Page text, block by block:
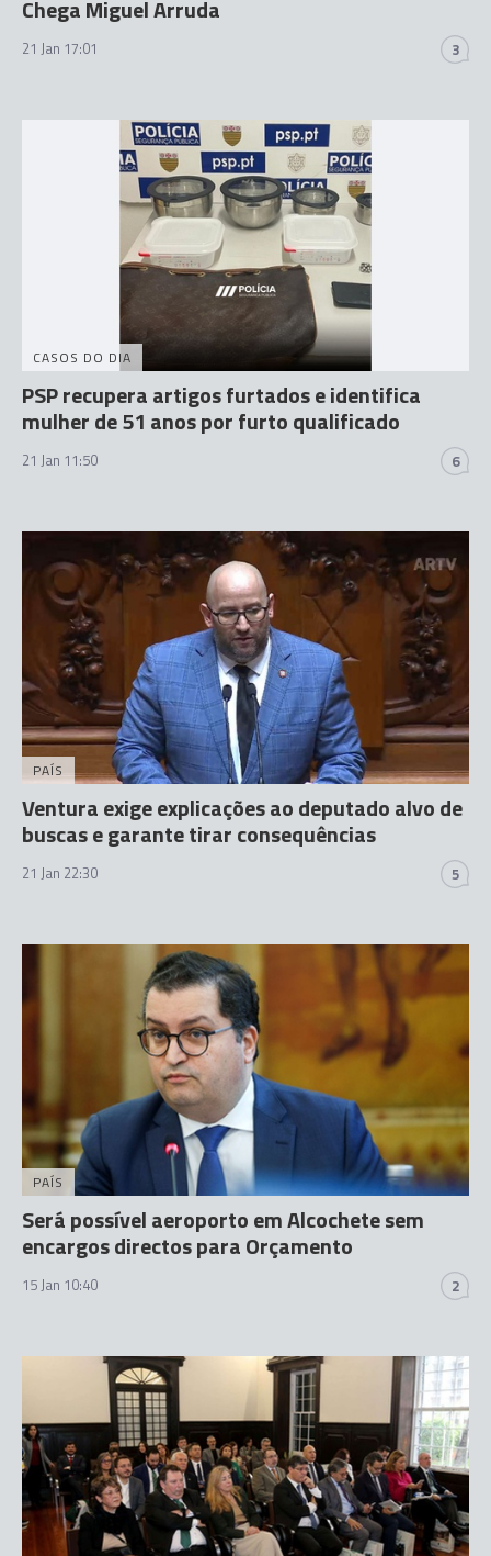
Chega Miguel Arruda
21 Jan 17:01 3
CASOS DO DIA
PSP recupera artigos furtados e identifica
mulher de 51 anos por furto qualificado
21 Jan 11:50 6
PAÍS
Ventura exige explicações ao deputado alvo de
buscas e garante tirar consequências
21 Jan 22:30 5
PAÍS
Será possível aeroporto em Alcochete sem
encargos directos para Orçamento
15 Jan 10:40 2